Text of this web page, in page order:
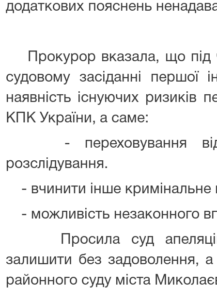
додаткових пояснень
Прокурор вказала, що під
судовому засіданні першої
наявність існуючих ризиків
КПК України, а саме:
- переховування від
розслідування.
- вчинити інше кримінальне
- можливість незаконного
Просила суд
залишити без задоволення,
районного суду міста